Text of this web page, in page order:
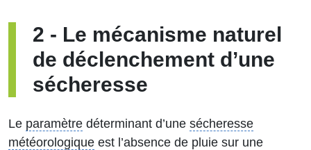
2 - Le mécanisme naturel
de déclenchement d’une
sécheresse
Le paramètre déterminant d’une sécheresse
météorologique est l’absence de pluie sur une